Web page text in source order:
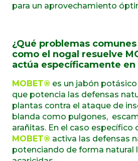
para un aprovechamiento
¿Qué problemas
como el nogal resuelve
actúa específicamente en
MOBET® es un jabón
que potencia las defensas
plantas contra el ataque de
blanda como pulgones,
arañitas. En el caso específico
MOBET® activa las defensas
potenciando de forma natural